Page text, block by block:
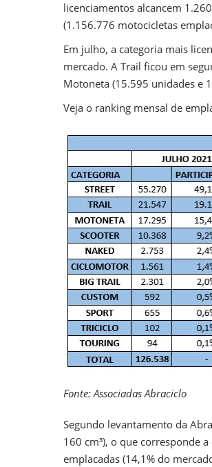
licenciamentos alcancem
(1.156.776 motocicletas
Em julho, a categoria mais
mercado. A Trail ficou em
Motoneta (15.595 unidades e
Veja o ranking mensal de
Fonte: Associadas Abraciclo
Segundo levantamento da
160 cm³), o que corresponde
emplacadas (14,1% do